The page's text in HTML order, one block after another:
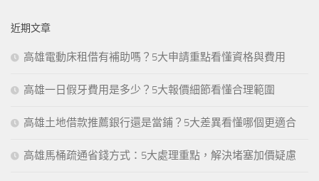
近期文章
高雄電動床租借有補助嗎？5大申請重點看懂資格與費用
高雄一日假牙費用是多少？5大報價細節看懂合理範圍
高雄土地借款推薦銀行還是當鋪？5大差異看懂哪個更適合
高雄馬桶疏通省錢方式：5大處理重點，解決堵塞加價疑慮